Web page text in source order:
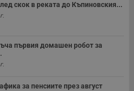
скок в реката до Къпиновския...
първия домашен робот за
за пенсиите през август